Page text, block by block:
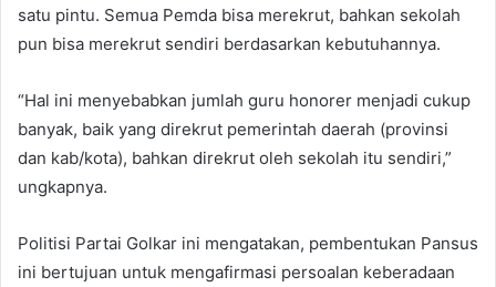
satu pintu. Semua Pemda bisa merekrut, bahkan sekolah
pun bisa merekrut sendiri berdasarkan kebutuhannya.
“Hal ini menyebabkan jumlah guru honorer menjadi cukup
banyak, baik yang direkrut pemerintah daerah (provinsi
dan kab/kota), bahkan direkrut oleh sekolah itu sendiri,”
ungkapnya.
Politisi Partai Golkar ini mengatakan, pembentukan Pansus
ini bertujuan untuk mengafirmasi persoalan keberadaan